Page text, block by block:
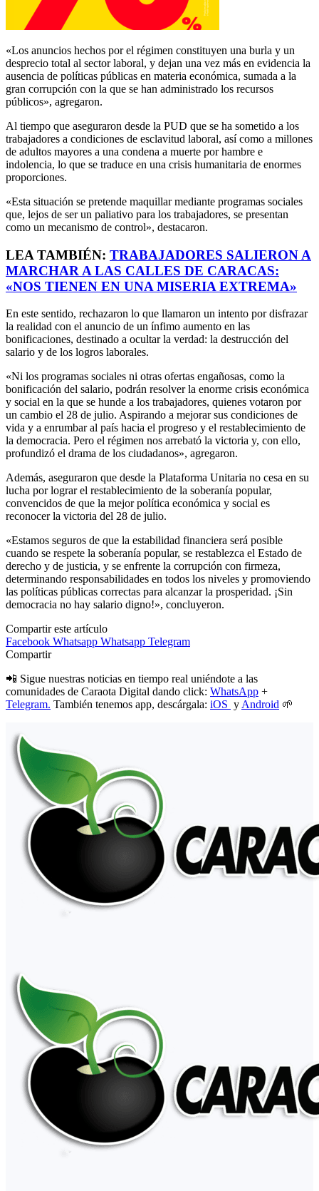
«Los anuncios hechos por el régimen constituyen una burla y un
desprecio total al sector laboral, y dejan una vez más en evidencia la
ausencia de políticas públicas en materia económica, sumada a la
gran corrupción con la que se han administrado los recursos
públicos», agregaron.
Al tiempo que aseguraron desde la PUD que se ha sometido a los
trabajadores a condiciones de esclavitud laboral, así como a millones
de adultos mayores a una condena a muerte por hambre e
indolencia, lo que se traduce en una crisis humanitaria de enormes
proporciones.
«Esta situación se pretende maquillar mediante programas sociales
que, lejos de ser un paliativo para los trabajadores, se presentan
como un mecanismo de control», destacaron.
LEA TAMBIÉN: TRABAJADORES SALIERON A
MARCHAR A LAS CALLES DE CARACAS:
«NOS TIENEN EN UNA MISERIA EXTREMA»
En este sentido, rechazaron lo que llamaron un intento por disfrazar
la realidad con el anuncio de un ínfimo aumento en las
bonificaciones, destinado a ocultar la verdad: la destrucción del
salario y de los logros laborales.
«Ni los programas sociales ni otras ofertas engañosas, como la
bonificación del salario, podrán resolver la enorme crisis económica
y social en la que se hunde a los trabajadores, quienes votaron por
un cambio el 28 de julio. Aspirando a mejorar sus condiciones de
vida y a enrumbar al país hacia el progreso y el restablecimiento de
la democracia. Pero el régimen nos arrebató la victoria y, con ello,
profundizó el drama de los ciudadanos», agregaron.
Además, aseguraron que desde la Plataforma Unitaria no cesa en su
lucha por lograr el restablecimiento de la soberanía popular,
convencidos de que la mejor política económica y social es
reconocer la victoria del 28 de julio.
«Estamos seguros de que la estabilidad financiera será posible
cuando se respete la soberanía popular, se restablezca el Estado de
derecho y de justicia, y se enfrente la corrupción con firmeza,
determinando responsabilidades en todos los niveles y promoviendo
las políticas públicas correctas para alcanzar la prosperidad. ¡Sin
democracia no hay salario digno!», concluyeron.
Compartir este artículo
Facebook Whatsapp Whatsapp Telegram
Compartir
📲 Sigue nuestras noticias en tiempo real uniéndote a las
comunidades de Caraota Digital dando click: WhatsApp +
Telegram. También tenemos app, descárgala: iOS y Android 🌱